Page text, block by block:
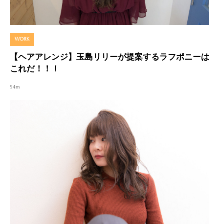
WORK
【ヘアアレンジ】玉島リリーが提案するラフポニーは
これだ！！！
94m